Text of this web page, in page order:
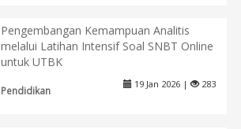
Pengembangan Kemampuan Analitis
melalui Latihan Intensif Soal SNBT Online
untuk UTBK
Pendidikan
19 Jan 2026 | 283